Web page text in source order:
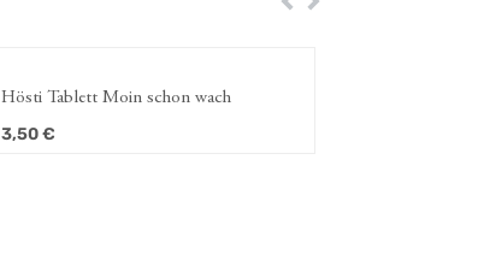
ZurückWeiter
Hösti Tablett Moin schon wach
3,50€